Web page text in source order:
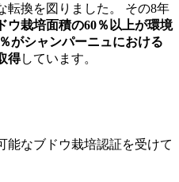
転換を図りました。 その8年
ウ栽培面積の60％以上が環境
がシャンパーニュにおける
得しています。
能なブドウ栽培認証を受けて